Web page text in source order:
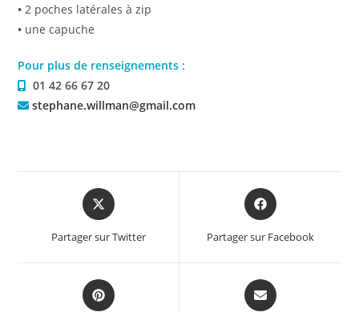
• 2 poches latérales à zip
• une capuche
Pour plus de renseignements :
01 42 66 67 20
stephane.willman@gmail.com
Partager sur Twitter Partager sur Facebook